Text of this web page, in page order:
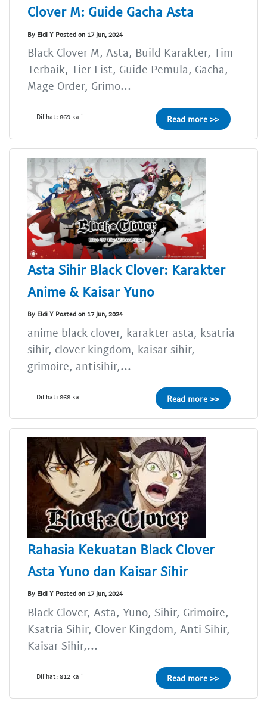
Clover M: Guide Gacha Asta
By Eldi Y Posted on 17 Jun, 2024
Black Clover M, Asta, Build Karakter, Tim
Terbaik, Tier List, Guide Pemula, Gacha,
Mage Order, Grimo...
Dilihat: 869 kali Read more >>
Asta Sihir Black Clover: Karakter
Anime & Kaisar Yuno
By Eldi Y Posted on 17 Jun, 2024
anime black clover, karakter asta, ksatria
sihir, clover kingdom, kaisar sihir,
grimoire, antisihir,...
Dilihat: 868 kali Read more >>
Rahasia Kekuatan Black Clover
Asta Yuno dan Kaisar Sihir
By Eldi Y Posted on 17 Jun, 2024
Black Clover, Asta, Yuno, Sihir, Grimoire,
Ksatria Sihir, Clover Kingdom, Anti Sihir,
Kaisar Sihir,...
Dilihat: 812 kali Read more >>